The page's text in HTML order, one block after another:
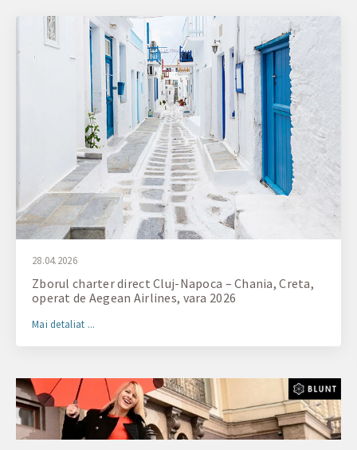
28.04.2026
Zborul charter direct Cluj-Napoca – Chania, Creta,
operat de Aegean Airlines, vara 2026
Mai detaliat ...